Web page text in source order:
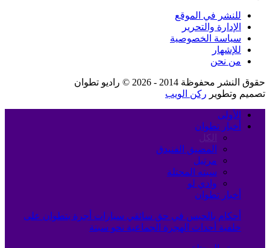
للنشر في الموقع
الإدارة والتحرير
سياسة الخصوصية
للإشهار
من نحن
حقوق النشر محفوظة 2014 - 2026 © راديو تطوان
تصميم وتطوير ركن الويب
الأولى
أخبار تطوان
الكل
المضيق الفنيدق
مرتيل
سبته المحتلة
وادي لو
أخبار تطوان
أحكام بالحبس في حق سائقي سيارات أجرة بتطوان على
خلفية أحداث الهجرة الجماعية نحو سبتة